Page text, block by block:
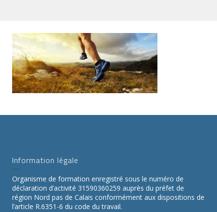
Information légale
Organisme de formation enregistré sous le numéro de
déclaration d’activité 31590360259 auprès du préfet de
région Nord pas de Calais conformément aux dispositions de
l’article R.6351-6 du code du travail.